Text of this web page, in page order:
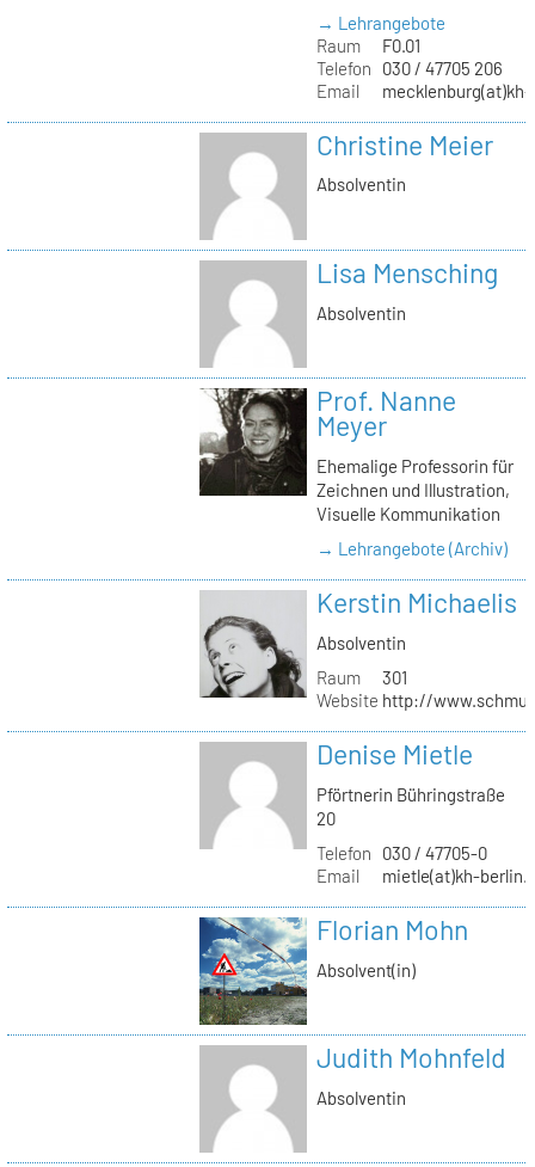
→ Lehrangebote
Raum
F0.01
Telefon
030 / 47705 206
Email
Christine Meier
Absolventin
Lisa Mensching
Absolventin
Prof. Nanne
Meyer
Ehemalige Professorin für
Zeichnen und Illustration,
Visuelle Kommunikation
→ Lehrangebote (Archiv)
Kerstin Michaelis
Absolventin
Raum
301
Website http://
Denise Mietle
Pförtnerin Bühringstraße
20
Telefon
030 / 47705-0
Email
mietle(at)kh-
Florian Mohn
Absolvent(in)
Judith Mohnfeld
Absolventin